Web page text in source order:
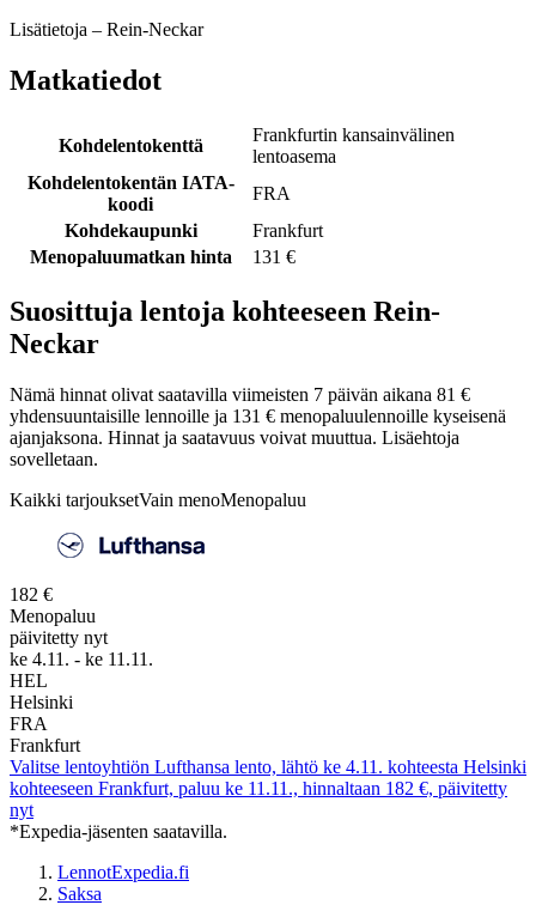
Lisätietoja – Rein-Neckar
Matkatiedot
Kohdelentokenttä
Frankfurtin kansainvälinen
lentoasema
Kohdelentokentän IATA-
koodi
FRA
Kohdekaupunki
Frankfurt
Menopaluumatkan hinta
131 €
Suosittuja lentoja kohteeseen Rein-
Neckar
Nämä hinnat olivat saatavilla viimeisten 7 päivän aikana 81 €
yhdensuuntaisille lennoille ja 131 € menopaluulennoille kyseisenä
ajanjaksona. Hinnat ja saatavuus voivat muuttua. Lisäehtoja
sovelletaan.
Kaikki tarjouksetVain menoMenopaluu
182 €
Menopaluu
päivitetty nyt
ke 4.11. - ke 11.11.
HEL
Helsinki
FRA
Frankfurt
Valitse lentoyhtiön Lufthansa lento, lähtö ke 4.11. kohteesta Helsinki
kohteeseen Frankfurt, paluu ke 11.11., hinnaltaan 182 €, päivitetty
nyt
*Expedia-jäsenten saatavilla.
LennotExpedia.fi
Saksa